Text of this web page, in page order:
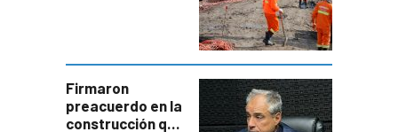
a revisar
proyectos
Firmaron
preacuerdo en la
construcción que